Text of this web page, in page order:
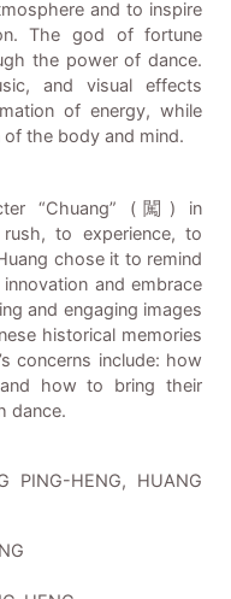
and to inspire
The god of fortune
the power of dance.
and visual effects
of energy, while
of the body and mind.
“Chuang” (闖) in
to experience, to
chose it to remind
and embrace
and engaging images
historical memories
concerns include: how
how to bring their
dance.
PING-HENG, HUANG